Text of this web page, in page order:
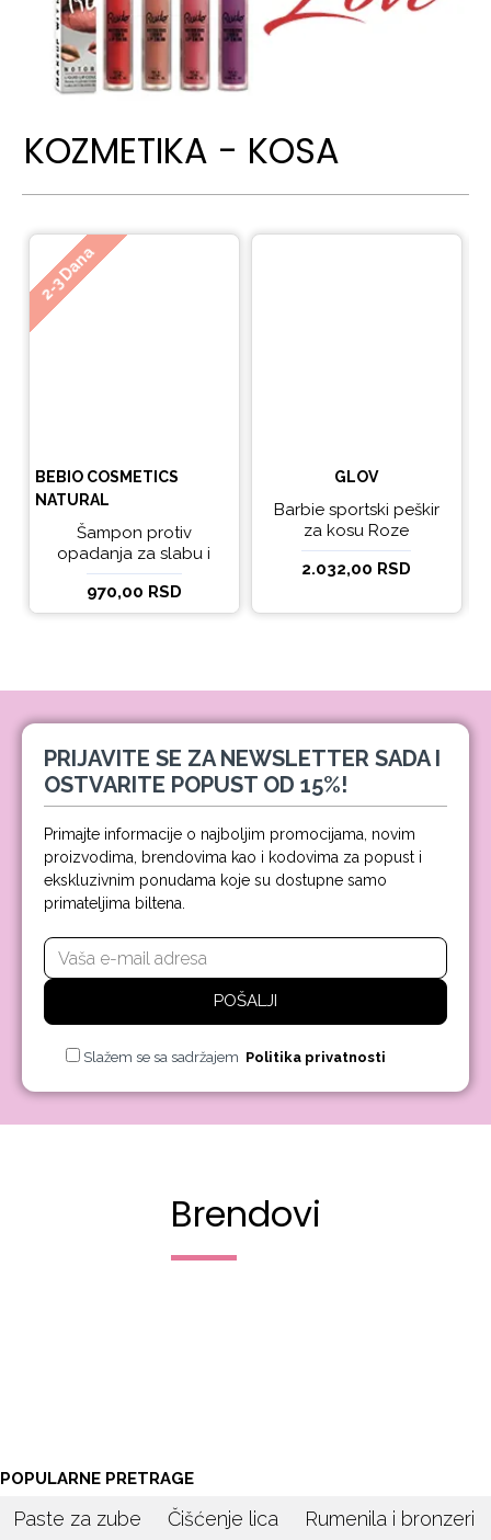
KOZMETIKA - KOSA
2-3 Dana
BEBIO COSMETICS
NATURAL
Šampon protiv
opadanja za slabu i
tanku kosu beBio
natural 300ml
970,00 RSD
GLOV
Barbie sportski peškir
za kosu Roze
2.032,00 RSD
PRIJAVITE SE ZA NEWSLETTER SADA I
OSTVARITE POPUST OD 15%!
Primajte informacije o najboljim promocijama, novim
proizvodima, brendovima kao i kodovima za popust i
ekskluzivnim ponudama koje su dostupne samo
primateljima biltena.
POŠALJI
Slažem se sa sadržajem Politika privatnosti
Brendovi
POPULARNE PRETRAGE
Paste za zube Čišćenje lica Rumenila i bronzeri